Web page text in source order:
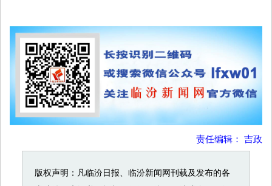
责任编辑： 吉政
版权声明：凡临汾日报、临汾新闻网刊载及发布的各